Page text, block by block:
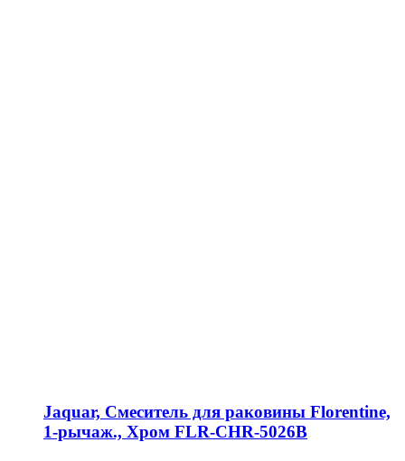
Jaquar, Смеситель для раковины Florentine,
1-рычаж., Хром FLR-CHR-5026B